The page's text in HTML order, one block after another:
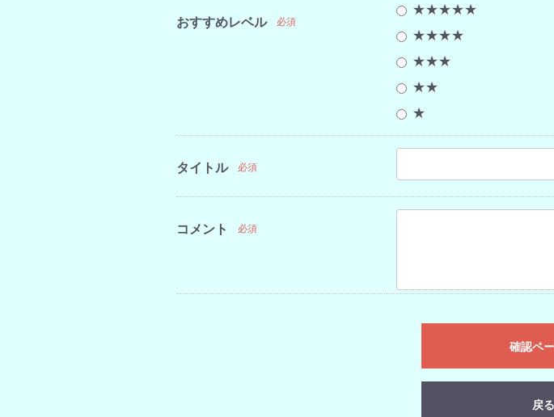
おすすめレベル 必須
★★★★★
★★★★
★★★
★★
★
タイトル 必須
コメント 必須
確認ペ
戻る